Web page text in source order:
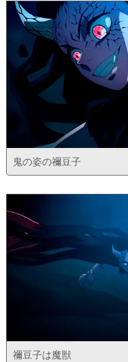
鬼の姿の禰豆子
禰豆子は魔獣